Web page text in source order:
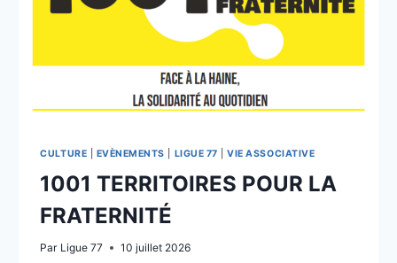
CULTURE EVÈNEMENTS LIGUE 77 |VIE ASSOCIATIVE
1001 TERRITOIRES POUR LA
FRATERNITÉ
Par Ligue 77 10 juillet 2026